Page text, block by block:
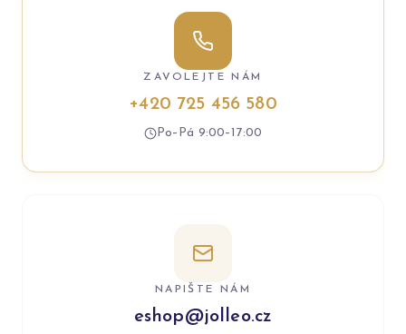
ZAVOLEJTE NÁM
+420 725 456 580
Po–Pá 9:00–17:00
NAPIŠTE NÁM
eshop@jolleo.cz